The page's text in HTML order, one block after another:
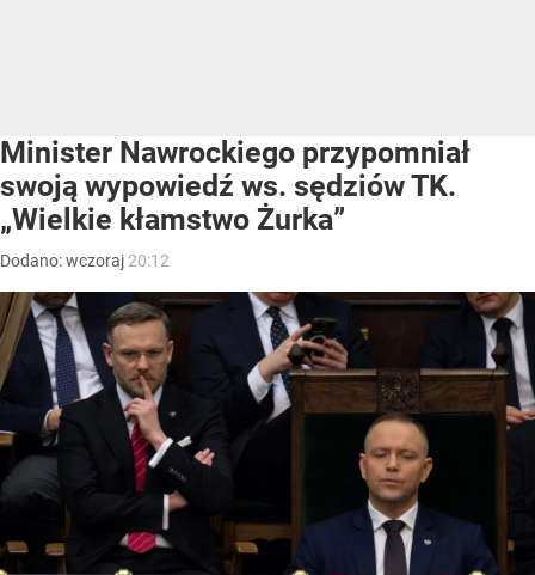
Minister Nawrockiego przypomniał
swoją wypowiedź ws. sędziów TK.
„Wielkie kłamstwo Żurka”
Dodano:wczoraj 20:12